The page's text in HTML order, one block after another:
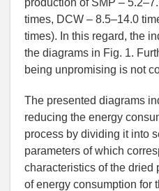
production of SMP –
times, DCW – 8.5–14.0
times). In this regard, the
the diagrams in Fig. 1.
being unpromising is not
The presented diagrams
reducing the energy
process by dividing it into
parameters of which
characteristics of the dried
of energy consumption for